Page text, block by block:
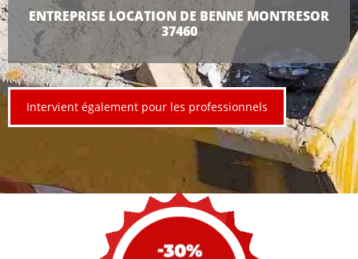
ENTREPRISE LOCATION DE BENNE MONTRESOR
37460
Intervient également pour les professionnels